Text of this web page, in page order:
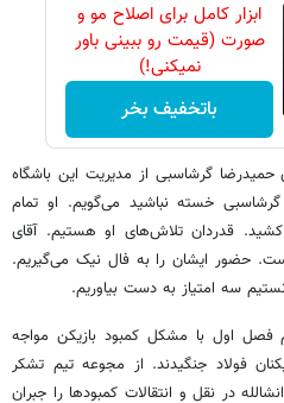
ابزار کامل برای اصلاح مو و
صورت (قیمت رو ببینی باور
نمیکنی!)
باتخفیف بخر
حمیدرضا گرشاسبی از مدیریت این باشگاه
خسته نباشید می‌گویم. او تمام
قدردان تلاش‌های او هستیم. آقای
حضور ایشان را به فال نیک می‌گیریم.
سه امتیاز به دست بیاوریم.
فصل اول با مشکل کمبود بازیکن مواجه
فولاد جنگیدند. از مجوعه تیم تشکر
در نقل و انتقالات کمبودها را جبران